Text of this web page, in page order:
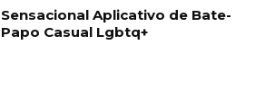
Sensacional Aplicativo de Bate-
Papo Casual Lgbtq+